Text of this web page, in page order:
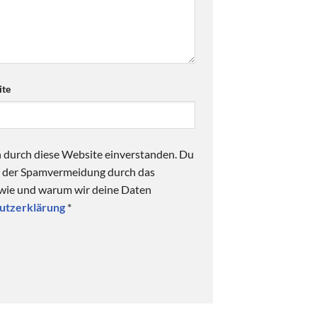
diese Website einverstanden. Du
Spamvermeidung durch das
und warum wir deine Daten
*